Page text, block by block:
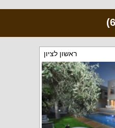
ראשון לציון